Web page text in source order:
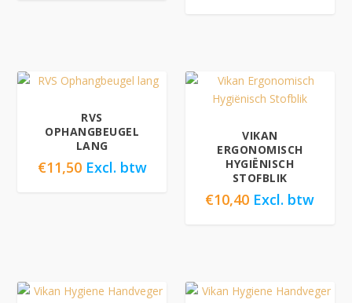
RVS
OPHANGBEUGEL
LANG
€11,50 Excl. btw
VIKAN
ERGONOMISCH
HYGIËNISCH
STOFBLIK
€10,40 Excl. btw